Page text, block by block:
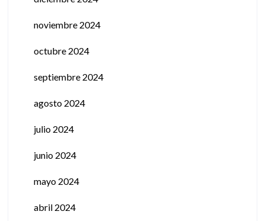
noviembre 2024
octubre 2024
septiembre 2024
agosto 2024
julio 2024
junio 2024
mayo 2024
abril 2024